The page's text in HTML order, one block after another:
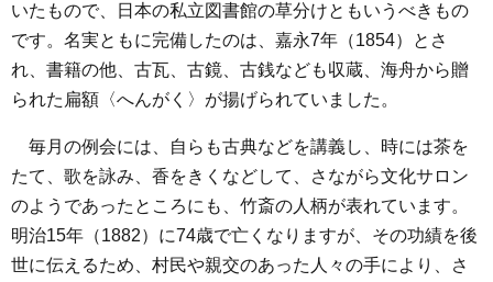
いたもので、日本の私立図書館の草分けともいうべきもの
です。名実ともに完備したのは、嘉永7年（1854）とさ
れ、書籍の他、古瓦、古鏡、古銭なども収蔵、海舟から贈
られた扁額〈へんがく〉が揚げられていました。
毎月の例会には、自らも古典などを講義し、時には茶を
たて、歌を詠み、香をきくなどして、さながら文化サロン
のようであったところにも、竹斎の人柄が表れています。
明治15年（1882）に74歳で亡くなりますが、その功績を後
世に伝えるため、村民や親交のあった人々の手により、さ